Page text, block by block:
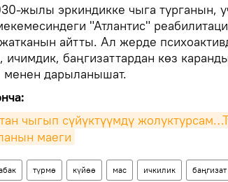
жылы эркиндикке чыга турганын,
"Атлантис"
айтты. Ал жерде
ичимдик, баңгизаттардан көз
дарыланышат.
чыгып сүйүктүүмдү
маеги
түрмө күйөө мас ичкилик баңгизат